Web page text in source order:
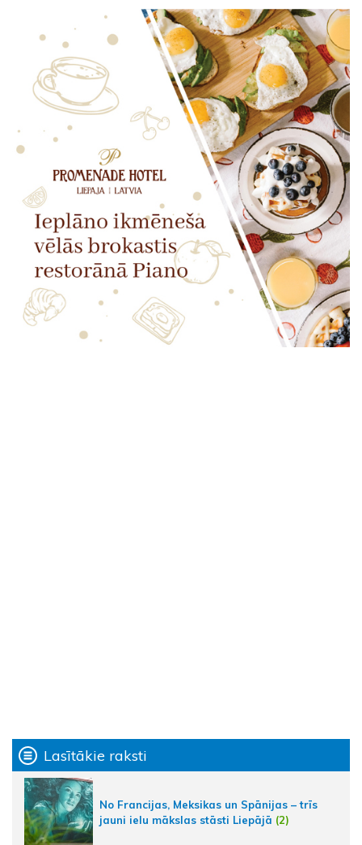
Lasītākie raksti
No Francijas, Meksikas un Spānijas – trīs
jauni ielu mākslas stāsti Liepājā (2)